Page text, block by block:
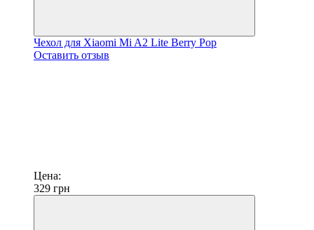
Чехол для Xiaomi Mi A2 Lite Berry Pop
Оставить отзыв
Цена:
329 грн